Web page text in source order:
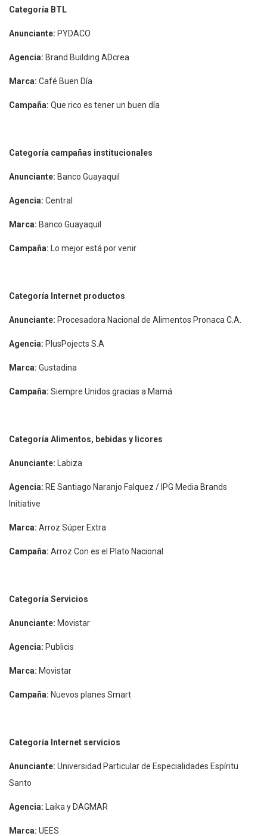
Categoría BTL
Anunciante: PYDACO
Agencia: Brand Building ADcrea
Marca: Café Buen Día
Campaña: Que rico es tener un buen día
Categoría campañas institucionales
Anunciante: Banco Guayaquil
Agencia: Central
Marca: Banco Guayaquil
Campaña: Lo mejor está por venir
Categoría Internet productos
Anunciante: Procesadora Nacional de Alimentos Pronaca C.A.
Agencia: PlusPojects S.A
Marca: Gustadina
Campaña: Siempre Unidos gracias a Mamá
Categoría Alimentos, bebidas y licores
Anunciante: Labiza
Agencia: RE Santiago Naranjo Falquez / IPG Media Brands
Initiative
Marca: Arroz Súper Extra
Campaña: Arroz Con es el Plato Nacional
Categoría Servicios
Anunciante: Movistar
Agencia: Publicis
Marca: Movistar
Campaña: Nuevos planes Smart
Categoría Internet servicios
Anunciante: Universidad Particular de Especialidades Espíritu
Santo
Agencia: Laika y DAGMAR
Marca: UEES